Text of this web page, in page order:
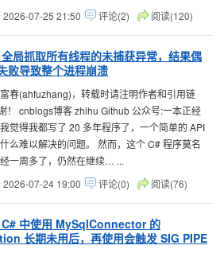
2026-07-25 21:50 评论(2) 阅读(120)
全局抓取所有线程的未捕获异常，结果偶
败导致整个进程崩溃
春(ahfuzhang)，转载时请注明作者和引用链
！ cnblogs博客 zhihu Github 公众号:一本正经
觉得我都写了 20 多年程序了，一个简单的 API
么难以解决的问题。 然而，这个 C# 程序莫名
一周多了，仍然在继续… ...
2026-07-24 19:00 评论(0) 阅读(76)
C# 中使用 MySqlConnector 的
长期未用后，再使用会触发 SIG PIPE